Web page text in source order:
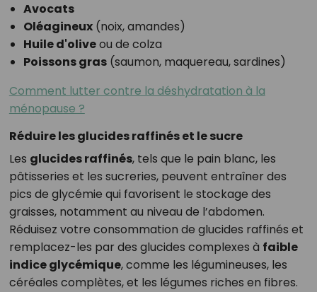
Avocats
Oléagineux(noix, amandes)
Huile d'oliveou de colza
Poissons gras(saumon, maquereau, sardines)
Comment lutter contre la déshydratation à la
ménopause ?
Réduire les glucides raffinés et le sucre
Les glucides raffinés, tels que le pain blanc, les
pâtisseries et les sucreries, peuvent entraîner des
pics de glycémie qui favorisent le stockage des
graisses, notamment au niveau de l’abdomen.
Réduisez votre consommation de glucides raffinés et
remplacez-les par des glucides complexes à faible
indice glycémique, comme les légumineuses, les
céréales complètes, et les légumes riches en fibres.